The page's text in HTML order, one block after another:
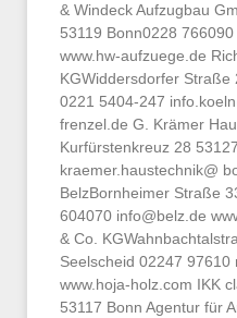
& Windeck Aufzugbau
53119 Bonn0228 766090
www.hw-aufzuege.de
KGWiddersdorfer Straße
0221 5404-247
frenzel.de G. Krämer
Kurfürstenkreuz 28
kraemer.haustechnik@
BelzBornheimer Straße
604070 info@belz.de
& Co.
Seelscheid 02247 97610
www.hoja-holz.com IKK
53117 Bonn Agentur für